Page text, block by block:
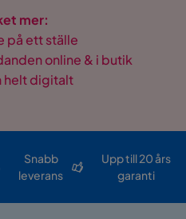
mer:
på ett ställe
online & i butik
helt digitalt
Snabb
leverans
Upp till 20 års
garanti